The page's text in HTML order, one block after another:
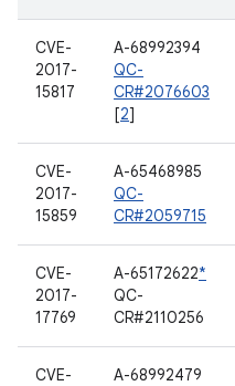
CVE-
2017-
15817
A-68992394
QC-
CR#2076603
[2]
CVE-
2017-
15859
A-65468985
QC-
CR#2059715
CVE-
2017-
17769
A-65172622*
QC-
CR#2110256
CVE-
A-68992479